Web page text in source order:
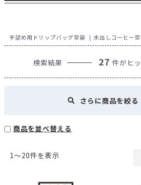
手詰め用ドリップバッグ空袋 水出しコーヒー
検索結果 27 件がヒ
さらに商品を絞る
商品を並べ替える
1〜20件を表示